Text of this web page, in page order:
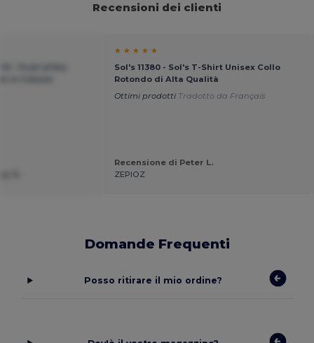
Recensioni dei clienti
★ ★ ★ ★ ★
Sol's 11380 - Sol's T-Shirt Unisex Collo
Rotondo di Alta Qualità
Ottimi prodotti Tradotto da Français
Recensione di Peter L.
ZEPIOZ
Domande Frequenti
Posso ritirare il mio ordine?